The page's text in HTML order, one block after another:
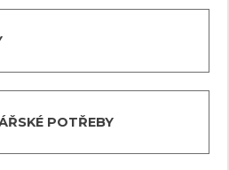
POTŘEBY